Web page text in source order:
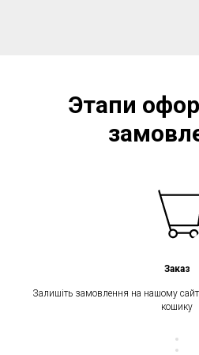
Этапи
Заказ
Залишіть замовлення на нашому
кошику